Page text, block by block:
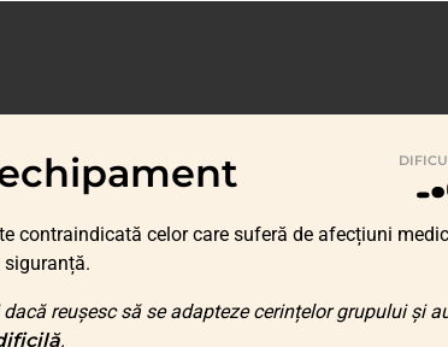
contraindicată celor care suferă de afecțiuni
reușesc să se adapteze cerințelor grupului și
.